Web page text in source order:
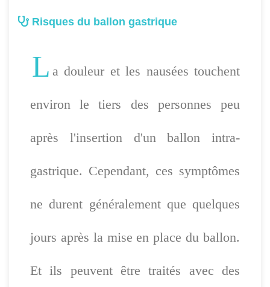
Risques du ballon gastrique
L a douleur et les nausées touchent
environ le tiers des personnes peu
après l'insertion d'un ballon intra-
gastrique. Cependant, ces symptômes
ne durent généralement que quelques
jours après la mise en place du ballon.
Et ils peuvent être traités avec des